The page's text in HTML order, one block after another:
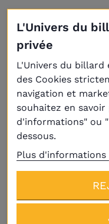
L'Univers du
privée
L'Univers du
des Cookies
navigation et
souhaitez en
d'informations" ou
dessous.
Plus d'informations